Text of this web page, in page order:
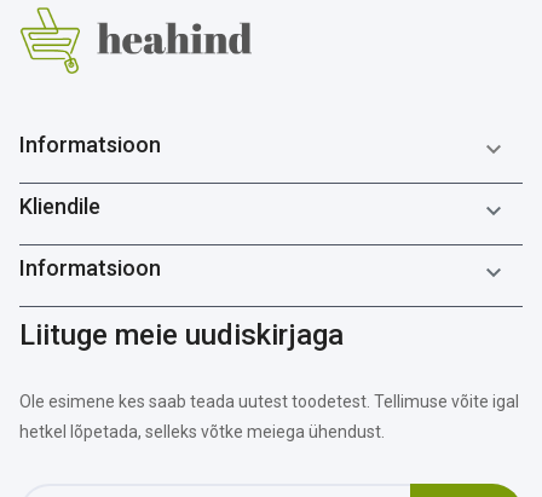
Informatsioon 
Kliendile 
Informatsioon 
Liituge meie uudiskirjaga
Ole esimene kes saab teada uutest toodetest. Tellimuse võite igal
hetkel lõpetada, selleks võtke meiega ühendust.